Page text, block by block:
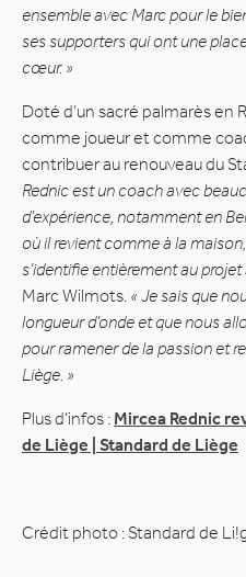
ensemble avec Marc pour le
ses supporters qui ont une
cœur. »
Doté d’un sacré palmarès en
comme joueur et comme
contribuer au renouveau du
Rednic est un coach avec
d’expérience, notamment en
où il revient comme à la
s’identifie entièrement au
Marc Wilmots. « Je sais que
longueur d’onde et que nous
pour ramener de la passion et
Liège. »
Plus d’infos : Mircea Rednic
de Liège | Standard de Liège
Crédit photo : Standard de